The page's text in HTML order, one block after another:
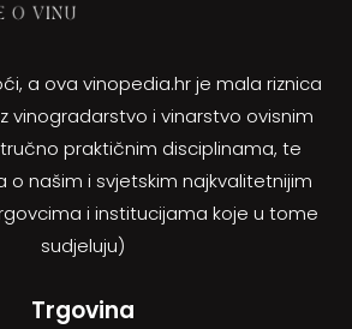
a ova vinopedia.hr je mala riznica
vinogradarstvo i vinarstvo ovisnim
praktičnim disciplinama, te
o našim i svjetskim najkvalitetnijim
i institucijama koje u tome
sudjeluju)
Trgovina